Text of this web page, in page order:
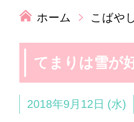
ホーム こばや
てまりは雪が
2018年9月12日 (水)